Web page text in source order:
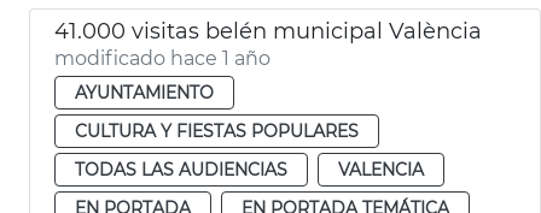
41.000 visitas belén municipal València
modificado hace 1 año
AYUNTAMIENTO
CULTURA Y FIESTAS POPULARES
TODAS LAS AUDIENCIAS
VALENCIA
EN PORTADA
EN PORTADA TEMÁTICA